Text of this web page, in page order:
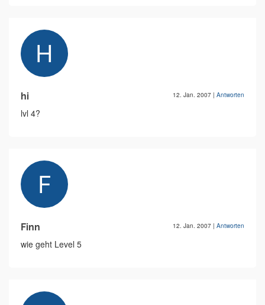
hi 12. Jan. 2007 | Antworten
lvl 4?
Finn 12. Jan. 2007 | Antworten
wie geht Level 5